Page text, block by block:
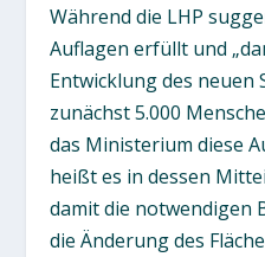
Während die LHP
Auflagen erfüllt und
Entwicklung des
zunächst 5.000
das Ministerium diese
heißt es in dessen
damit die notwendigen
die Änderung des